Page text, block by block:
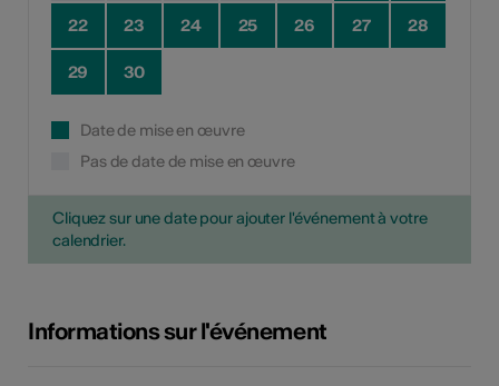
22 23 24 25 26 27 28
29 30
Date de mise en œuvre
Pas de date de mise en œuvre
Cliquez sur une date pour ajouter l'événement à votre
calendrier.
Informations sur l'événement